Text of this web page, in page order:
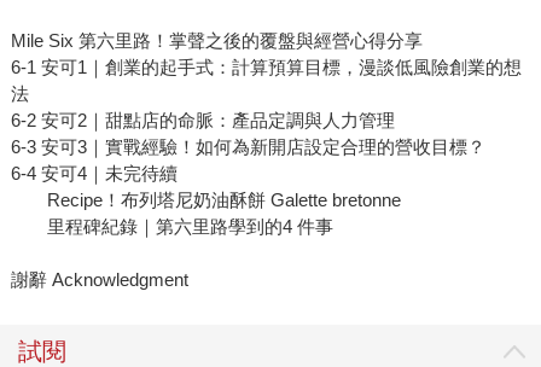
Mile Six 第六里路！掌聲之後的覆盤與經營心得分享
6-1 安可1｜創業的起手式：計算預算目標，漫談低風險創業的想
法
6-2 安可2｜甜點店的命脈：產品定調與人力管理
6-3 安可3｜實戰經驗！如何為新開店設定合理的營收目標？
6-4 安可4｜未完待續
Recipe！布列塔尼奶油酥餅 Galette bretonne
里程碑紀錄｜第六里路學到的4 件事
謝辭 Acknowledgment
試閱